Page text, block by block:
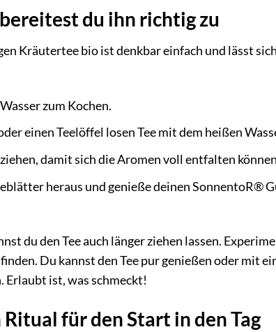
du ihn richtig zu
Kräutertee bio ist denkbar einfach und lässt
zum Kochen.
einen Teelöffel losen Tee mit dem heißen
damit sich die Aromen voll entfalten
heraus und genieße deinen SonnentoR®
du den Tee auch länger ziehen lassen.
Du kannst den Tee pur genießen oder mit
ist, was schmeckt!
für den Start in den Tag